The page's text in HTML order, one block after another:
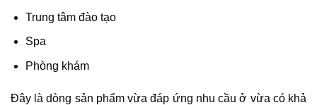
Trung tâm đào tạo
Spa
Phòng khám
Đây là dòng sản phẩm vừa đáp ứng nhu cầu ở vừa có khả